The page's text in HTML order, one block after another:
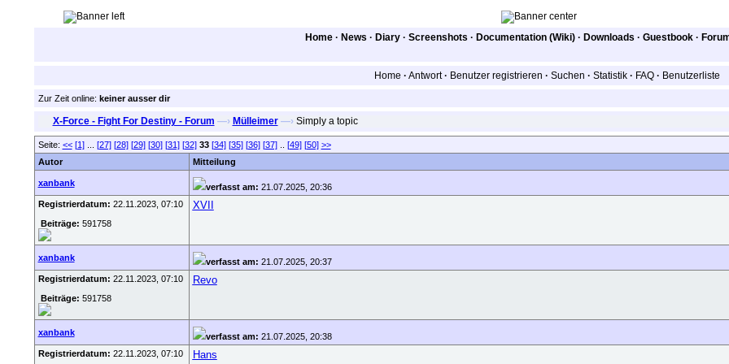
Home · News · Diary · Screenshots · Documentation (Wiki) · Downloads · Guestbook ·
Home · Antwort · Benutzer registrieren · Suchen · Statistik · FAQ · Benutzerliste
Zur Zeit online: keiner ausser dir
X-Force - Fight For Destiny - Forum —› Mülleimer —›Simply a topic
Seite: << [1]... [27] [28] [29] [30] [31] [32] 33 [34] [35] [36] [37].. [49] [50] >>
Autor
Mitteilung
xanbank verfasst am: 21.07.2025, 20:36
Registrierdatum: 22.11.2023, 07:10
Beiträge: 591758
XVII
xanbank verfasst am: 21.07.2025, 20:37
Registrierdatum: 22.11.2023, 07:10
Beiträge: 591758
Revo
xanbank verfasst am: 21.07.2025, 20:38
Registrierdatum: 22.11.2023, 07:10 Hans